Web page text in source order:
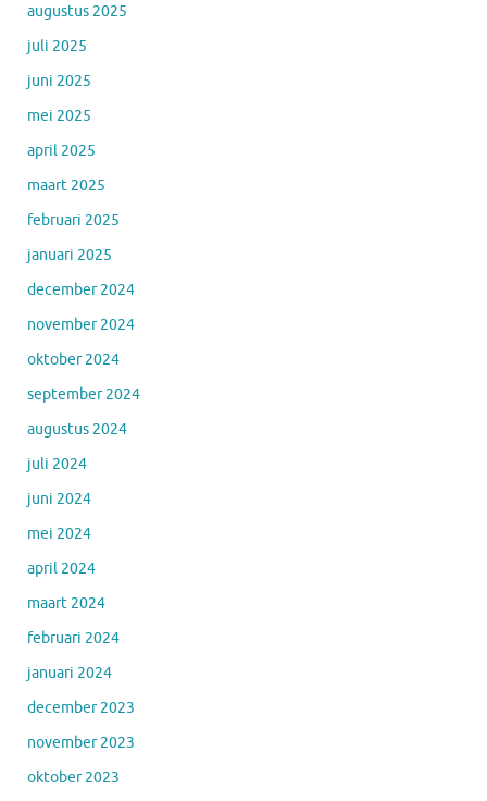
augustus 2025
juli 2025
juni 2025
mei 2025
april 2025
maart 2025
februari 2025
januari 2025
december 2024
november 2024
oktober 2024
september 2024
augustus 2024
juli 2024
juni 2024
mei 2024
april 2024
maart 2024
februari 2024
januari 2024
december 2023
november 2023
oktober 2023